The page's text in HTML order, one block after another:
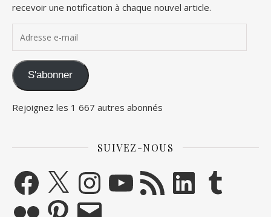
recevoir une notification à chaque nouvel article.
S'abonner
Rejoignez les 1 667 autres abonnés
SUIVEZ-NOUS
Facebook
X InstagramYouTubeFlux RSSLinkedIn Tumblr
PinterestE-mail